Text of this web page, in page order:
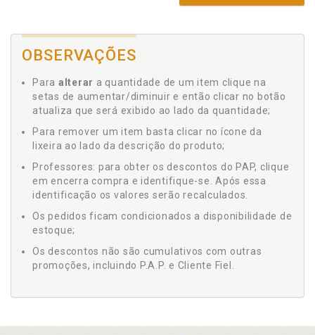
OBSERVAÇÕES
Para alterar a quantidade de um item clique na
setas de aumentar/diminuir e então clicar no botão
atualiza que será exibido ao lado da quantidade;
Para remover um item basta clicar no ícone da
lixeira ao lado da descrição do produto;
Professores: para obter os descontos do PAP, clique
em encerra compra e identifique-se. Após essa
identificação os valores serão recalculados.
Os pedidos ficam condicionados a disponibilidade de
estoque;
Os descontos não são cumulativos com outras
promoções, incluindo P.A.P. e Cliente Fiel.